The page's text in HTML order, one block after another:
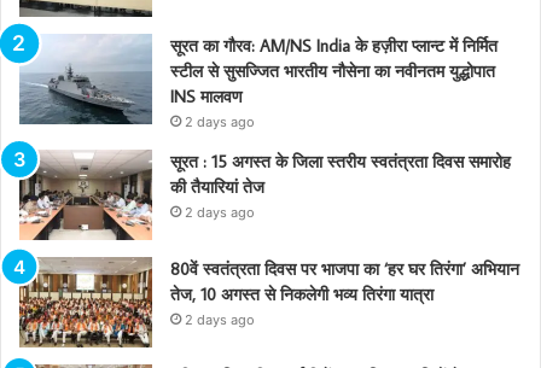
सूरत का गौरव: AM/NS India के हज़ीरा प्लान्ट में निर्मित
स्टील से सुसज्जित भारतीय नौसेना का नवीनतम युद्धोपात
INS मालवण
2 days ago
सूरत : 15 अगस्त के जिला स्तरीय स्वतंत्रता दिवस समारोह
की तैयारियां तेज
2 days ago
80वें स्वतंत्रता दिवस पर भाजपा का ‘हर घर तिरंगा’ अभियान
तेज, 10 अगस्त से निकलेगी भव्य तिरंगा यात्रा
2 days ago